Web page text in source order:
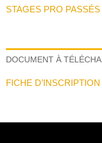
STAGES PRO PASSÉS
DOCUMENT À
FICHE